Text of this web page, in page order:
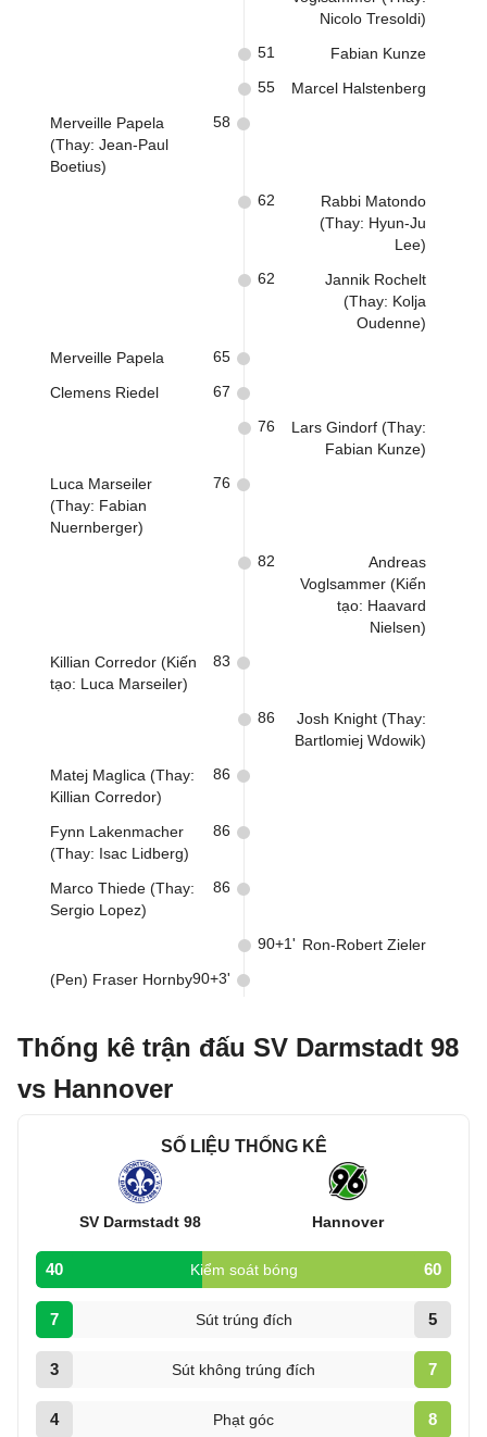
Nicolo Tresoldi)
Fabian Kunze
51
Marcel Halstenberg
55
Merveille Papela
(Thay: Jean-Paul
Boetius)
58
Rabbi Matondo
(Thay: Hyun-Ju
Lee)
62
Jannik Rochelt
(Thay: Kolja
Oudenne)
62
Merveille Papela 65
Clemens Riedel 67
Lars Gindorf (Thay:
Fabian Kunze)
76
Luca Marseiler
(Thay: Fabian
Nuernberger)
76
Andreas
Voglsammer (Kiến
tạo: Haavard
Nielsen)
82
Killian Corredor (Kiến
tạo: Luca Marseiler)
83
Josh Knight (Thay:
Bartlomiej Wdowik)
86
Matej Maglica (Thay:
Killian Corredor)
86
Fynn Lakenmacher
(Thay: Isac Lidberg)
86
Marco Thiede (Thay:
Sergio Lopez)
86
Ron-Robert Zieler
90+1'
(Pen) Fraser Hornby90+3'
Thống kê trận đấu SV Darmstadt 98
vs Hannover
SỐ LIỆU THỐNG KÊ
SV Darmstadt 98 Hannover
40 Kiểm soát bóng 60
7 Sút trúng đích 5
3 Sút không trúng đích 7
4 Phạt góc 8